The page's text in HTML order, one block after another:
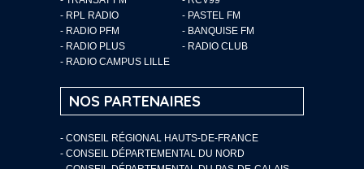
- RPL RADIO
- PASTEL FM
- RADIO PFM
- BANQUISE FM
- RADIO PLUS
- RADIO CLUB
- RADIO CAMPUS LILLE
NOS PARTENAIRES
- CONSEIL RÉGIONAL HAUTS-DE-FRANCE
- CONSEIL DÉPARTEMENTAL DU NORD